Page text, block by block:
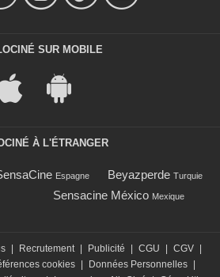
SUR MOBILE
À L'ÉTRANGER
Espagne Beyazperde Turquie
Sensacine México Mexique
| Recrutement | Publicité | CGU | CGV |
cookies | Données Personnelles |